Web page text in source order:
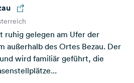
ruhig gelegen am Ufer der
außerhalb des Ortes Bezau. Der
wird familiär geführt, die